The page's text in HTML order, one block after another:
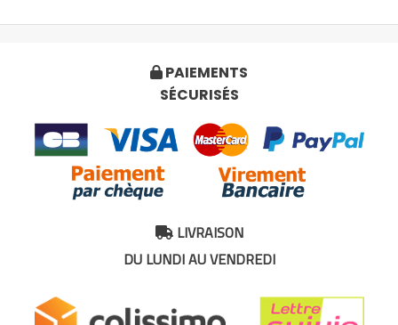
 PAIEMENTS
SÉCURISÉS
LIVRAISON
DU LUNDI AU VENDREDI